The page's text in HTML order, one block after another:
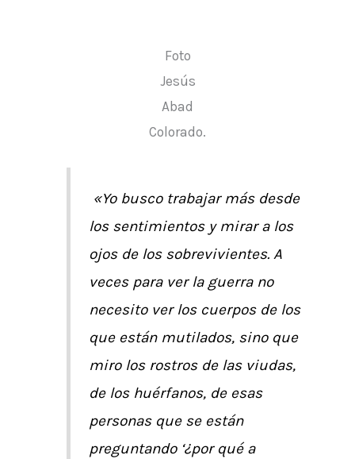
Foto
Jesús
Abad
Colorado.
«Yo busco trabajar más desde
los sentimientos y mirar a los
ojos de los sobrevivientes. A
veces para ver la guerra no
necesito ver los cuerpos de los
que están mutilados, sino que
miro los rostros de las viudas,
de los huérfanos, de esas
personas que se están
preguntando ‘¿por qué a